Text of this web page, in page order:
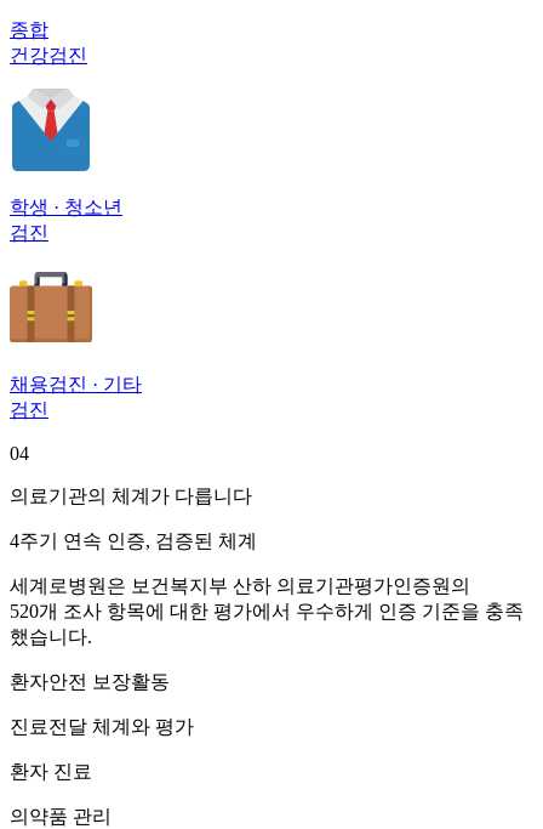
종합
건강검진
학생 · 청소년
검진
채용검진 · 기타
검진
04
의료기관의 체계가 다릅니다
4주기 연속 인증, 검증된 체계
세계로병원은 보건복지부 산하 의료기관평가인증원의
520개 조사 항목에 대한 평가에서 우수하게 인증 기준을 충족
했습니다.
환자안전 보장활동
진료전달 체계와 평가
환자 진료
의약품 관리